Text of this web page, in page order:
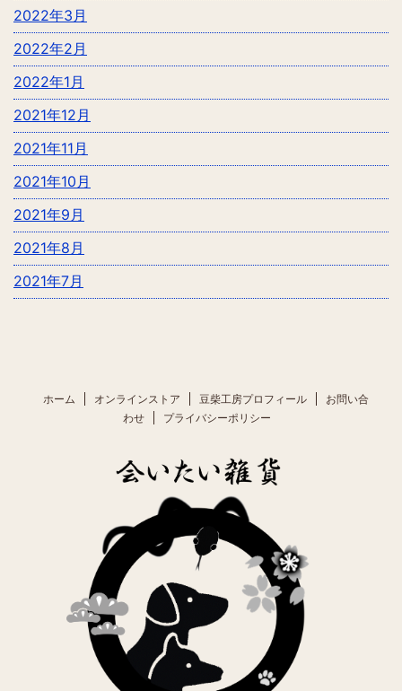
2022年3月
2022年2月
2022年1月
2021年12月
2021年11月
2021年10月
2021年9月
2021年8月
2021年7月
ホーム オンラインストア 豆柴工房プロフィール
お問い合
わせ
プライバシーポリシー